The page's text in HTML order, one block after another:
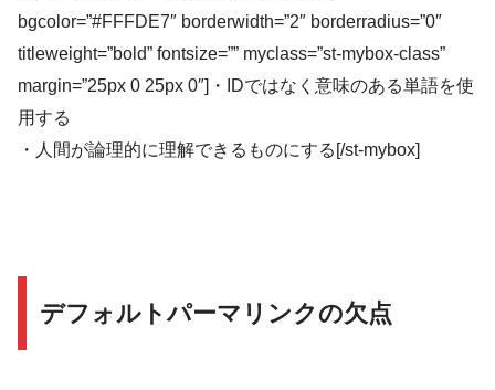
bgcolor=”#FFFDE7″ borderwidth=”2″ borderradius=”0″
titleweight=”bold” fontsize=”” myclass=”st-mybox-class”
margin=”25px 0 25px 0″]・IDではなく意味のある単語を使
用する
・人間が論理的に理解できるものにする[/st-mybox]
デフォルトパーマリンクの欠点